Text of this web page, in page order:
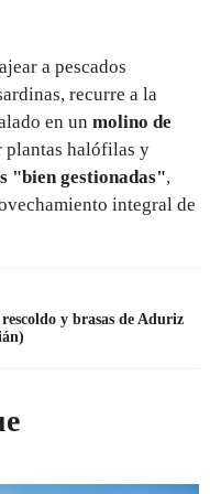
a pescados
recurre a la
en un molino de
plantas halófilas y
"bien gestionadas",
integral de
y brasas de Aduriz